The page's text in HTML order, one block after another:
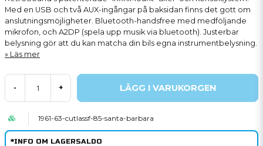
Med en USB och två AUX-ingångar på baksidan finns det gott om
anslutningsmöjligheter. Bluetooth-handsfree med medföljande
mikrofon, och A2DP (spela upp musik via bluetooth). Justerbar
belysning gör att du kan matcha din bils egna instrumentbelysning.
Läs mer
- + LÄGG I VARUKORGEN
1961-63-cutlassf-85-santa-barbara
*INFO OM LAGERSALDO